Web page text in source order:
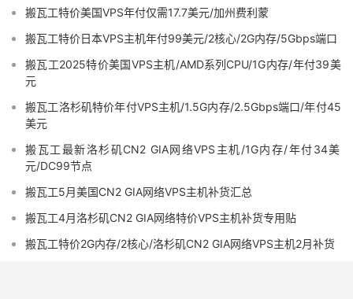
搬瓦工特价美国VPS年付仅需17.7美元/加州费利蒙
搬瓦工特价日本VPS主机年付99美元/2核心/2G内存/5Gbps端口
搬瓦工2025特价美国VPS主机/AMD系列CPU/1G内存/年付39美
元
搬瓦工洛杉矶特价年付VPS主机/1.5G内存/2.5Gbps端口/年付45
美元
搬瓦工最新洛杉矶CN2 GIA网络VPS主机/1G内存/年付34美
元/DC99节点
搬瓦工5月美国CN2 GIA网络VPS主机补货汇总
搬瓦工4月洛杉矶CN2 GIA网络特价VPS主机补货专用贴
搬瓦工特价2G内存/2核心/洛杉矶CN2 GIA网络VPS主机2月补货